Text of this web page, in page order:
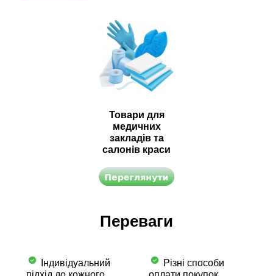
Товари для
медичних
закладів та
салонів краси
Переваги
Індивідуальний
Різні способи